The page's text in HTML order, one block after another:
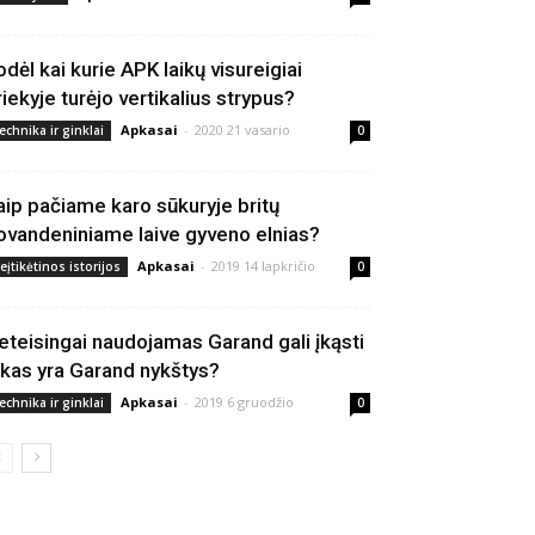
kai kurie APK laikų visureigiai
turėjo vertikalius strypus?
ir ginklai Apkasai - 2020 21 vasario 0
pačiame karo sūkuryje britų
laive gyveno elnias?
istorijos Apkasai - 2019 14 lapkričio 0
naudojamas Garand gali įkąsti
yra Garand nykštys?
ir ginklai Apkasai - 2019 6 gruodžio 0